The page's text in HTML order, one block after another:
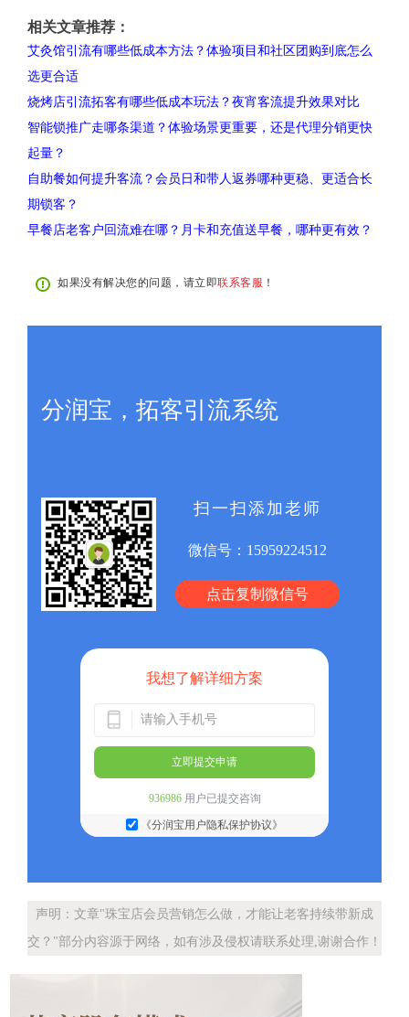
相关文章推荐：
艾灸馆引流有哪些低成本方法？体验项目和社区团购到底怎么
选更合适
烧烤店引流拓客有哪些低成本玩法？夜宵客流提升效果对比
智能锁推广走哪条渠道？体验场景更重要，还是代理分销更快
起量？
自助餐如何提升客流？会员日和带人返券哪种更稳、更适合长
期锁客？
早餐店老客户回流难在哪？月卡和充值送早餐，哪种更有效？
如果没有解决您的问题，请立即联系客服 ！
分润宝，拓客引流系统
扫一扫添加老师
微信号： 15959224512
点击复制微信号
我想了解详细方案
立即提交申请
936986用户已提交咨询
《分润宝用户隐私保护协议》
声明：文章"珠宝店会员营销怎么做，才能让老客持续带新成
交？"部分内容源于网络，如有涉及侵权请联系处理,谢谢合作！